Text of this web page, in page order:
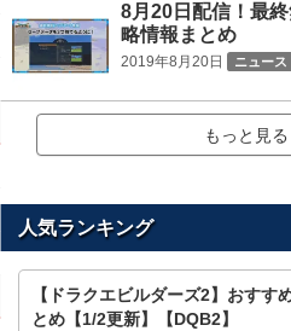
8月20日配信！最
略情報まとめ
2019年8月20日 ニュース
もっと見る
人気ランキング
【ドラクエビルダーズ2】おすす
とめ【1/2更新】【DQB2】